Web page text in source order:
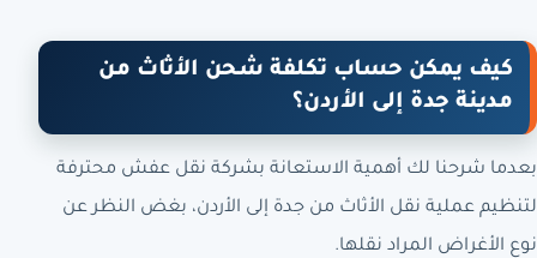
كيف يمكن حساب تكلفة شحن الأثاث من
مدينة جدة إلى الأردن؟
بعدما شرحنا لك أهمية الاستعانة بشركة نقل عفش محترفة
لتنظيم عملية نقل الأثاث من جدة إلى الأردن، بغض النظر عن
نوع الأغراض المراد نقلها.